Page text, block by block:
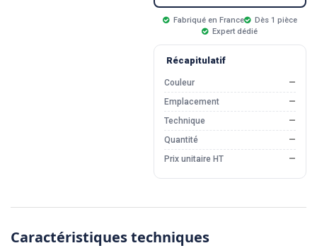
Fabriqué en France
Dès 1 pièce
Expert dédié
Récapitulatif
Couleur
—
Emplacement
—
Technique
—
Quantité
—
Prix unitaire HT
—
Caractéristiques techniques